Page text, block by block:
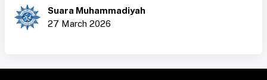
Suara Muhammadiyah
27 March 2026